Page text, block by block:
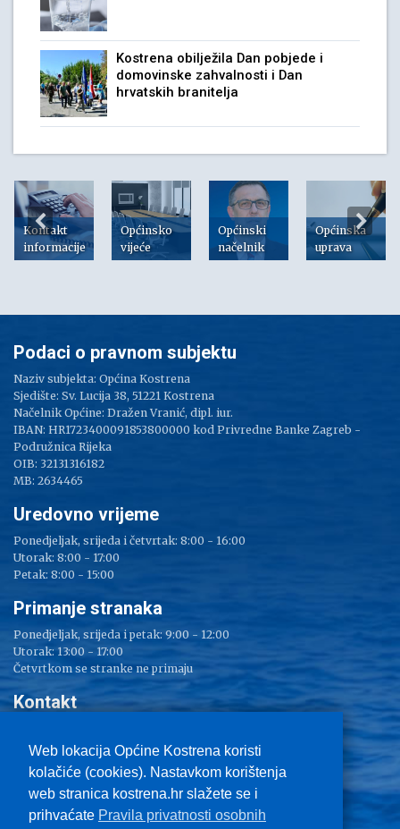
Kostrena obilježila Dan pobjede i
domovinske zahvalnosti i Dan
hrvatskih branitelja
Kontakt
informacije
Općinsko
vijeće
Općinski
načelnik
Općinska
uprava
Web lokacija Općine Kostrena koristi
kolačiće (cookies). Nastavkom korištenja
web stranica kostrena.hr slažete se i
prihvaćate Pravila privatnosti osobnih
Podaci o pravnom subjektu
Naziv subjekta: Općina Kostrena
Sjedište: Sv. Lucija 38, 51221 Kostrena
Načelnik Općine: Dražen Vranić, dipl. iur.
IBAN: HR1723400091853800000 kod Privredne Banke Zagreb -
Podružnica Rijeka
OIB: 32131316182
MB: 2634465
Uredovno vrijeme
Ponedjeljak, srijeda i četvrtak: 8:00 - 16:00
Utorak: 8:00 - 17:00
Petak: 8:00 - 15:00
Primanje stranaka
Ponedjeljak, srijeda i petak: 9:00 - 12:00
Utorak: 13:00 - 17:00
Četvrtkom se stranke ne primaju
Kontakt
Tel: 051/ 209 000
Fax: 051/ 289 400
E-mail:kostrena@kostrena.hr
Kontakt informacije